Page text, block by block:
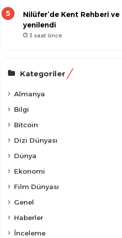
Nilüfer’de Kent Rehberi
yenilendi
3 saat önce
Kategoriler
Almanya
Bilgi
Bitcoin
Dizi Dünyası
Dünya
Ekonomi
Film Dünyası
Genel
Haberler
İnceleme